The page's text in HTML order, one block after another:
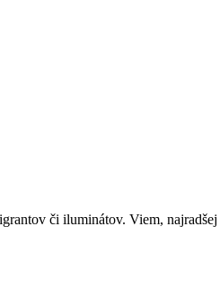
či iluminátov. Viem,